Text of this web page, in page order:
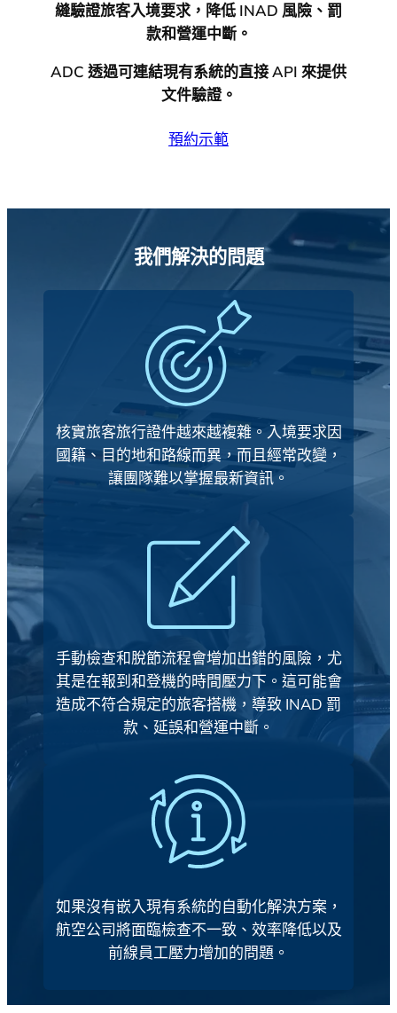
縫驗證旅客入境要求，降低 INAD 風險、罰
款和營運中斷。
ADC 透過可連結現有系統的直接 API 來提供
文件驗證。
預約示範
我們解決的問題
核實旅客旅行證件越來越複雜。入境要求因
國籍、目的地和路線而異，而且經常改變，
讓團隊難以掌握最新資訊。
手動檢查和脫節流程會增加出錯的風險，尤
其是在報到和登機的時間壓力下。這可能會
造成不符合規定的旅客搭機，導致 INAD 罰
款、延誤和營運中斷。
如果沒有嵌入現有系統的自動化解決方案，
航空公司將面臨檢查不一致、效率降低以及
前線員工壓力增加的問題。